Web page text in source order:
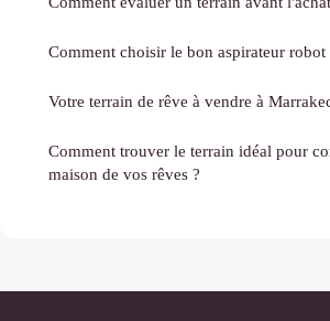
Comment choisir le bon aspirateur
Votre terrain de rêve à vendre à
Comment trouver le terrain idéal pour
maison de vos rêves ?